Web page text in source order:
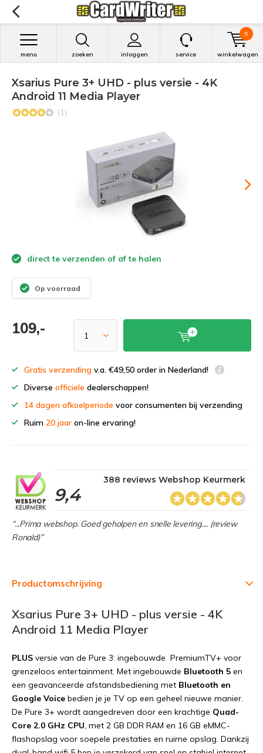
zoeken inloggen
menu service winkelwagen
0
Xsarius Pure 3+ UHD - plus versie - 4K
Android 11 Media Player
(1)
direct te verzenden of af te halen
Op voorraad
109,-
Gratis verzending v.a. €49,50 order in Nederland!
Diverse officiele dealerschappen!
14 dagen afkoelperiode voor consumenten bij verzending
Ruim 20 jaar on-line ervaring!
9,4
388 reviews Webshop Keurmerk
“...Prima webshop. Goed geholpen en snelle levering.... (review
Ronald)”
Productomschrijving
Xsarius Pure 3+ UHD - plus versie - 4K
Android 11 Media Player
PLUS versie van de Pure 3: ingebouwde PremiumTV+ voor
grenzeloos entertainment. Met ingebouwde Bluetooth 5 en
een geavanceerde afstandsbediening met Bluetooth en
Google Voice bedien je je TV op een geheel nieuwe manier.
De Pure 3+ wordt aangedreven door een krachtige Quad-
Core 2.0 GHz CPU, met 2 GB DDR RAM en 16 GB eMMC-
flashopslag voor soepele prestaties en ruime opslag. Dankzij